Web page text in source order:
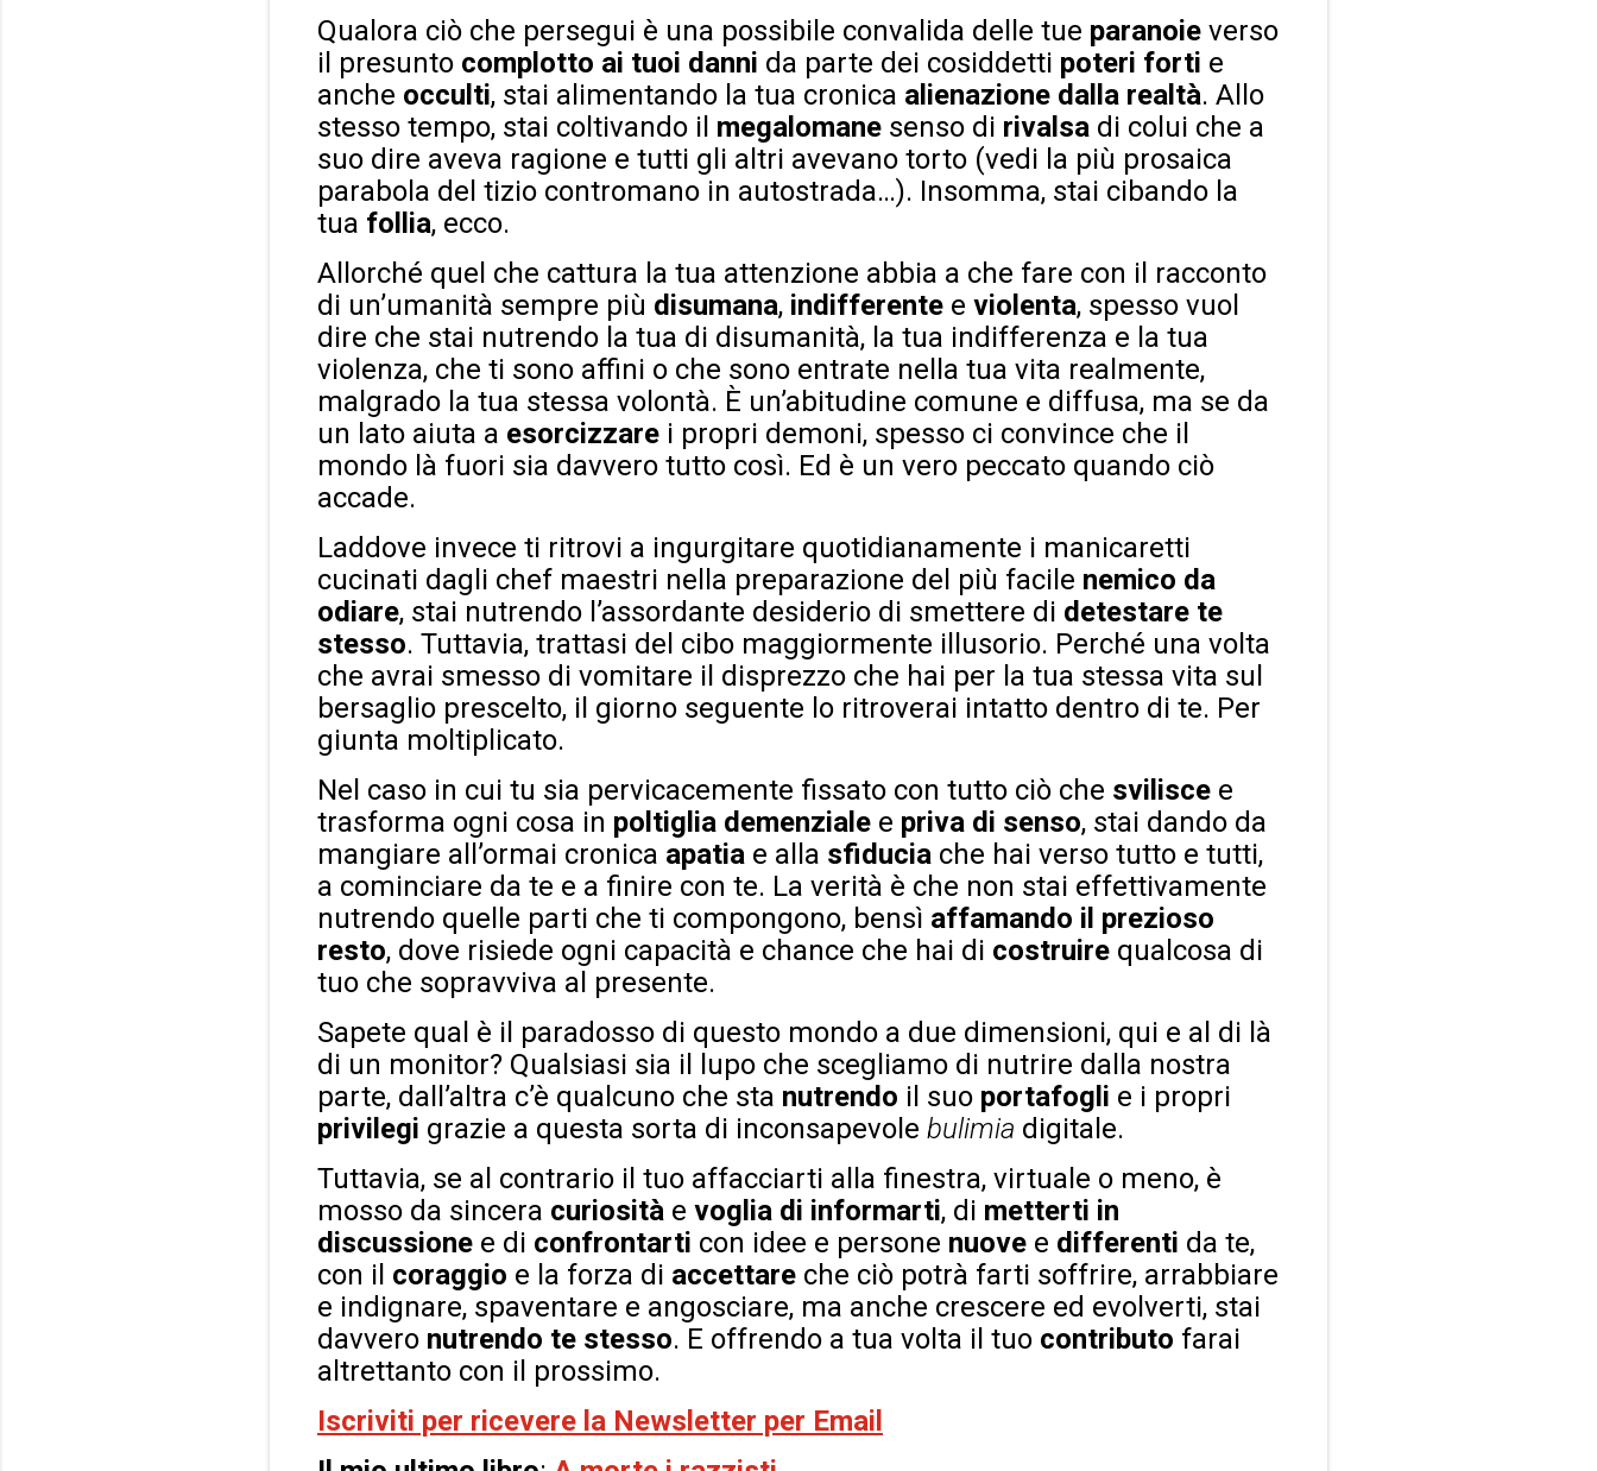
Qualora ciò che persegui è una possibile convalida delle tue paranoie verso
il presunto complotto ai tuoi danni da parte dei cosiddetti poteri forti e
anche occulti, stai alimentando la tua cronica alienazione dalla realtà. Allo
stesso tempo, stai coltivando il megalomane senso di rivalsa di colui che a
suo dire aveva ragione e tutti gli altri avevano torto (vedi la più prosaica
parabola del tizio contromano in autostrada…). Insomma, stai cibando la
tua follia, ecco.
Allorché quel che cattura la tua attenzione abbia a che fare con il racconto
di un’umanità sempre più disumana, indifferente e violenta, spesso vuol
dire che stai nutrendo la tua di disumanità, la tua indifferenza e la tua
violenza, che ti sono affini o che sono entrate nella tua vita realmente,
malgrado la tua stessa volontà. È un’abitudine comune e diffusa, ma se da
un lato aiuta a esorcizzare i propri demoni, spesso ci convince che il
mondo là fuori sia davvero tutto così. Ed è un vero peccato quando ciò
accade.
Laddove invece ti ritrovi a ingurgitare quotidianamente i manicaretti
cucinati dagli chef maestri nella preparazione del più facile nemico da
odiare, stai nutrendo l’assordante desiderio di smettere di detestare te
stesso. Tuttavia, trattasi del cibo maggiormente illusorio. Perché una volta
che avrai smesso di vomitare il disprezzo che hai per la tua stessa vita sul
bersaglio prescelto, il giorno seguente lo ritroverai intatto dentro di te. Per
giunta moltiplicato.
Nel caso in cui tu sia pervicacemente fissato con tutto ciò che svilisce e
trasforma ogni cosa in poltiglia demenziale e priva di senso, stai dando da
mangiare all’ormai cronica apatia e alla sfiducia che hai verso tutto e tutti,
a cominciare da te e a finire con te. La verità è che non stai effettivamente
nutrendo quelle parti che ti compongono, bensì affamando il prezioso
resto, dove risiede ogni capacità e chance che hai di costruire qualcosa di
tuo che sopravviva al presente.
Sapete qual è il paradosso di questo mondo a due dimensioni, qui e al di là
di un monitor? Qualsiasi sia il lupo che scegliamo di nutrire dalla nostra
parte, dall’altra c’è qualcuno che sta nutrendo il suo portafogli e i propri
privilegi grazie a questa sorta di inconsapevole bulimia digitale.
Tuttavia, se al contrario il tuo affacciarti alla finestra, virtuale o meno, è
mosso da sincera curiosità e voglia di informarti, di metterti in
discussione e di confrontarti con idee e persone nuove e differenti da te,
con il coraggio e la forza di accettare che ciò potrà farti soffrire, arrabbiare
e indignare, spaventare e angosciare, ma anche crescere ed evolverti, stai
davvero nutrendo te stesso. E offrendo a tua volta il tuo contributo farai
altrettanto con il prossimo.
Iscriviti per ricevere la Newsletter per Email